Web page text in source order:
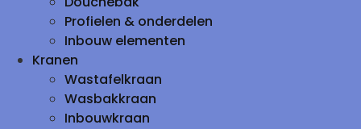
Profielen & onderdelen
Inbouw elementen
Kranen
Wastafelkraan
Wasbakkraan
Inbouwkraan